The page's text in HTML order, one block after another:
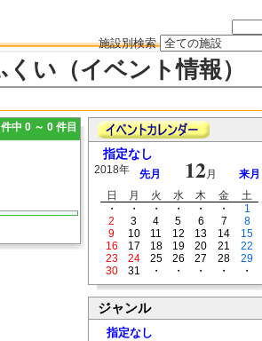
施設別検索
い（イベント情報）
中 0 ～ 0 件目
指定なし
2018年 先月 12月
来月
日
月 火 水 木 金
土
・
・ ・ ・ ・ ・
1
2
3 4 5 6 7
8
9
10 11 12 13 14
15
16
17 18 19 20 21
22
23
24 25 26 27 28
29
30
31 ・ ・ ・ ・ ・
ジャンル
指定なし